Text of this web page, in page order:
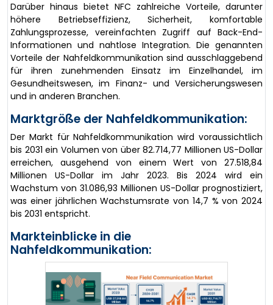
Darüber hinaus bietet NFC zahlreiche Vorteile, darunter
höhere Betriebseffizienz, Sicherheit, komfortable
Zahlungsprozesse, vereinfachten Zugriff auf Back-End-
Informationen und nahtlose Integration. Die genannten
Vorteile der Nahfeldkommunikation sind ausschlaggebend
für ihren zunehmenden Einsatz im Einzelhandel, im
Gesundheitswesen, im Finanz- und Versicherungswesen
und in anderen Branchen.
Marktgröße der Nahfeldkommunikation:
Der Markt für Nahfeldkommunikation wird voraussichtlich
bis 2031 ein Volumen von über 82.714,77 Millionen US-Dollar
erreichen, ausgehend von einem Wert von 27.518,84
Millionen US-Dollar im Jahr 2023. Bis 2024 wird ein
Wachstum von 31.086,93 Millionen US-Dollar prognostiziert,
was einer jährlichen Wachstumsrate von 14,7 % von 2024
bis 2031 entspricht.
Markteinblicke in die
Nahfeldkommunikation: